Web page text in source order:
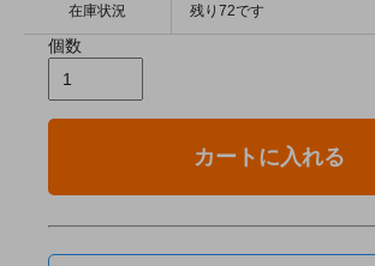
在庫状況 残り72です
個数
カートに入れる